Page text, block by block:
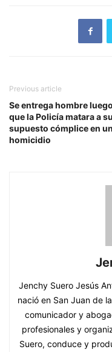
Previous article
Se entrega hombre
que la Policía matara a su
supuesto cómplice en un
homicidio
Jenchy Suero Jesús
nació en San Juan de
comunicador y
profesionales y
Suero, conduce y